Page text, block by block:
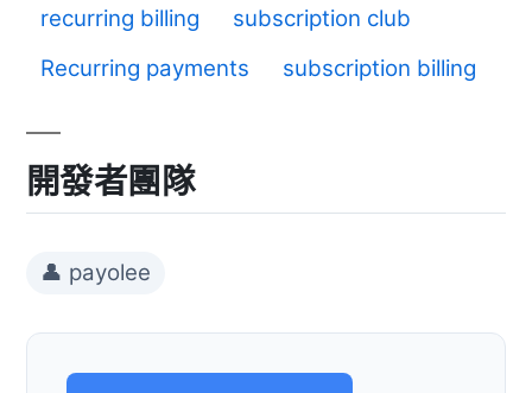
recurring billing
subscription club
Recurring payments
subscription billing
開發者團隊
👤 payolee